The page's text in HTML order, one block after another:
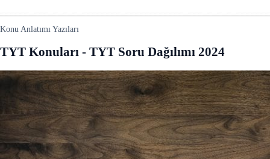
Konu Anlatımı Yazıları
TYT Konuları - TYT Soru Dağılımı 2024